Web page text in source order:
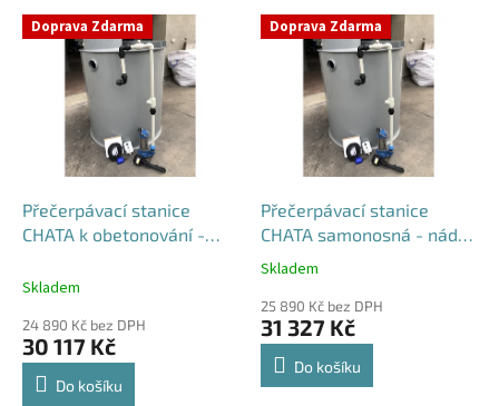
V Doprava Zdarma
Přečerpávací stanice
CHATA k obetonování -
Skladem
24 890 Kč bez DPH
30 117 Kč
Do košíku
Doprava Zdarma
Přečerpávací stanice
CHATA samonosná - nádrž
1m3
Průměrné
produktu
je
5,0
Skladem
25 890 Kč bez DPH
31 327 Kč
Do košíku